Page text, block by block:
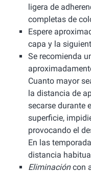
ligera de
completas de
Espere
capa y la
Se recomienda
Cuanto mayor
la distancia de
secarse durante
superficie,
provocando el
En las
distancia
Eliminacióncon